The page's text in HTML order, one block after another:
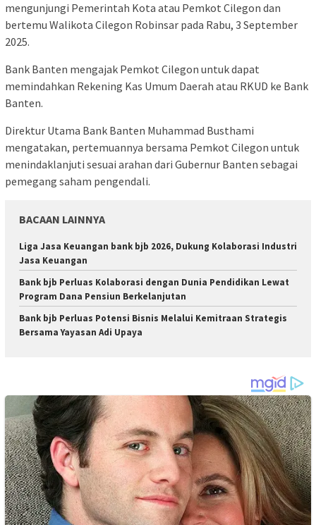
mengunjungi Pemerintah Kota atau Pemkot Cilegon dan
bertemu Walikota Cilegon Robinsar pada Rabu, 3 September
2025.
Bank Banten mengajak Pemkot Cilegon untuk dapat
memindahkan Rekening Kas Umum Daerah atau RKUD ke Bank
Banten.
Direktur Utama Bank Banten Muhammad Busthami
mengatakan, pertemuannya bersama Pemkot Cilegon untuk
menindaklanjuti sesuai arahan dari Gubernur Banten sebagai
pemegang saham pengendali.
BACAAN LAINNYA
Liga Jasa Keuangan bank bjb 2026, Dukung Kolaborasi Industri
Jasa Keuangan
Bank bjb Perluas Kolaborasi dengan Dunia Pendidikan Lewat
Program Dana Pensiun Berkelanjutan
Bank bjb Perluas Potensi Bisnis Melalui Kemitraan Strategis
Bersama Yayasan Adi Upaya